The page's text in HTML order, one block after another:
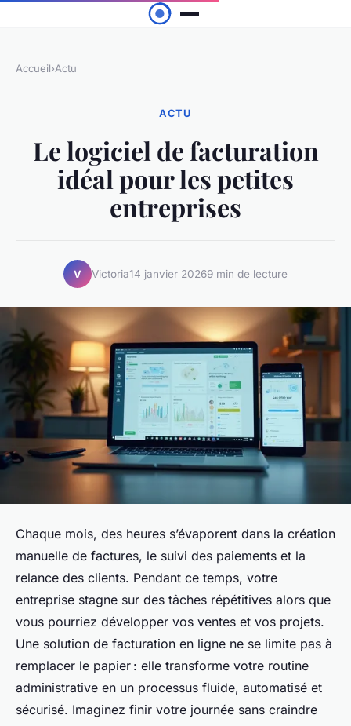
Accueil›Actu
ACTU
Le logiciel de facturation
idéal pour les petites
entreprises
V Victoria14 janvier 20269 min de lecture
Chaque mois, des heures s’évaporent dans la création
manuelle de factures, le suivi des paiements et la
relance des clients. Pendant ce temps, votre
entreprise stagne sur des tâches répétitives alors que
vous pourriez développer vos ventes et vos projets.
Une solution de facturation en ligne ne se limite pas à
remplacer le papier : elle transforme votre routine
administrative en un processus fluide, automatisé et
sécurisé. Imaginez finir votre journée sans craindre